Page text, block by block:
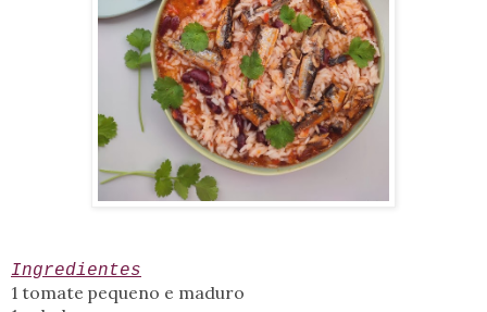
Ingredientes
1 tomate pequeno e maduro